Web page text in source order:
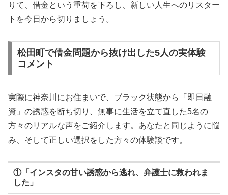
りて、借金という重荷を下ろし、新しい人生へのリスター
トを今日から切りましょう。
松田町で借金問題から抜け出した5人の実体験
コメント
実際に神奈川にお住まいで、ブラック状態から「即日融
資」の誘惑を断ち切り、無事に生活を立て直した5名の
方々のリアルな声をご紹介します。あなたと同じように悩
み、そして正しい選択をした方々の体験談です。
①「インスタの甘い誘惑から逃れ、弁護士に救われま
した」